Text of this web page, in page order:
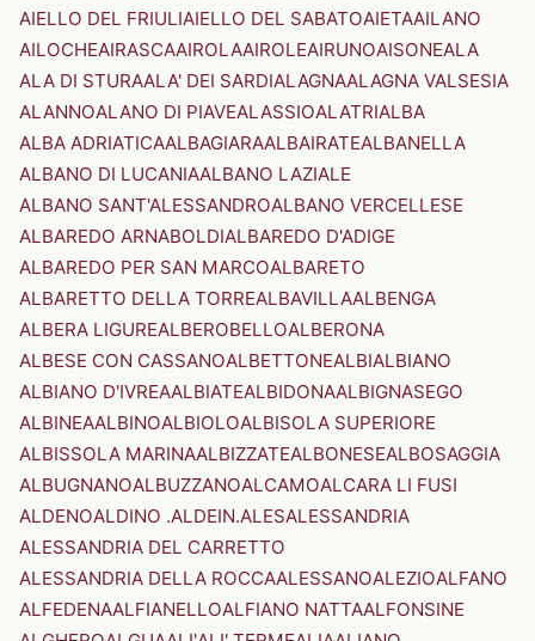
AIELLO DEL FRIULIAIELLO DEL SABATOAIETAAILANO
AILOCHEAIRASCAAIROLAAIROLEAIRUNOAISONEALA
ALA DI STURAALA' DEI SARDIALAGNAALAGNA VALSESIA
ALANNOALANO DI PIAVEALASSIOALATRIALBA
ALBA ADRIATICAALBAGIARAALBAIRATEALBANELLA
ALBANO DI LUCANIAALBANO LAZIALE
ALBANO SANT'ALESSANDROALBANO VERCELLESE
ALBAREDO ARNABOLDIALBAREDO D'ADIGE
ALBAREDO PER SAN MARCOALBARETO
ALBARETTO DELLA TORREALBAVILLAALBENGA
ALBERA LIGUREALBEROBELLOALBERONA
ALBESE CON CASSANOALBETTONEALBIALBIANO
ALBIANO D'IVREAALBIATEALBIDONAALBIGNASEGO
ALBINEAALBINOALBIOLOALBISOLA SUPERIORE
ALBISSOLA MARINAALBIZZATEALBONESEALBOSAGGIA
ALBUGNANOALBUZZANOALCAMOALCARA LI FUSI
ALDENOALDINO .ALDEIN.ALESALESSANDRIA
ALESSANDRIA DEL CARRETTO
ALESSANDRIA DELLA ROCCAALESSANOALEZIOALFANO
ALFEDENAALFIANELLOALFIANO NATTAALFONSINE